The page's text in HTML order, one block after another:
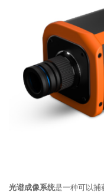
光谱成像系统是一种可以捕